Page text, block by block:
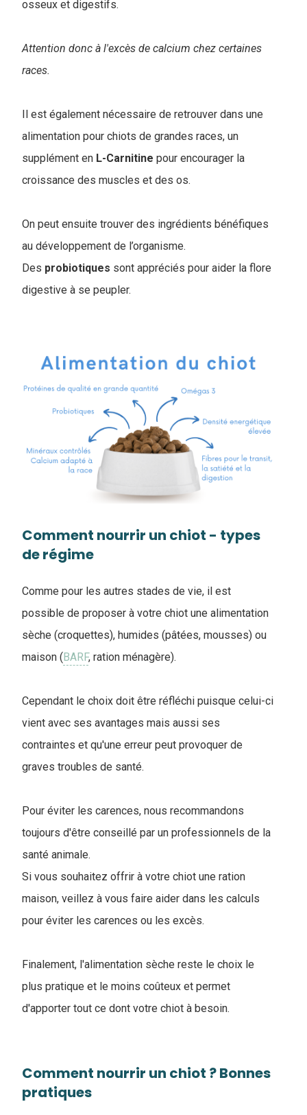
osseux et digestifs.
Attention donc à l'excès de calcium chez certaines
races.
Il est également nécessaire de retrouver dans une
alimentation pour chiots de grandes races, un
supplément en L-Carnitine pour encourager la
croissance des muscles et des os.
On peut ensuite trouver des ingrédients bénéfiques
au développement de l’organisme.
Des probiotiques sont appréciés pour aider la flore
digestive à se peupler.
Comment nourrir un chiot - types
de régime
Comme pour les autres stades de vie, il est
possible de proposer à votre chiot une alimentation
sèche (croquettes), humides (pâtées, mousses) ou
maison (BARF, ration ménagère).
Cependant le choix doit être réfléchi puisque celui-ci
vient avec ses avantages mais aussi ses
contraintes et qu'une erreur peut provoquer de
graves troubles de santé.
Pour éviter les carences, nous recommandons
toujours d'être conseillé par un professionnels de la
santé animale.
Si vous souhaitez offrir à votre chiot une ration
maison, veillez à vous faire aider dans les calculs
pour éviter les carences ou les excès.
Finalement, l'alimentation sèche reste le choix le
plus pratique et le moins coûteux et permet
d'apporter tout ce dont votre chiot à besoin.
Comment nourrir un chiot ? Bonnes
pratiques